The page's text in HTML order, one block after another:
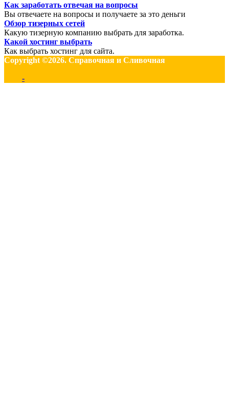
Как заработать отвечая на вопросы
Вы отвечаете на вопросы и получаете за это деньги
Обзор тизерных сетей
Какую тизерную компанию выбрать для заработка.
Какой хостинг выбрать
Как выбрать хостинг для сайта.
Copyright ©2026. Справочная и Сливочная
-